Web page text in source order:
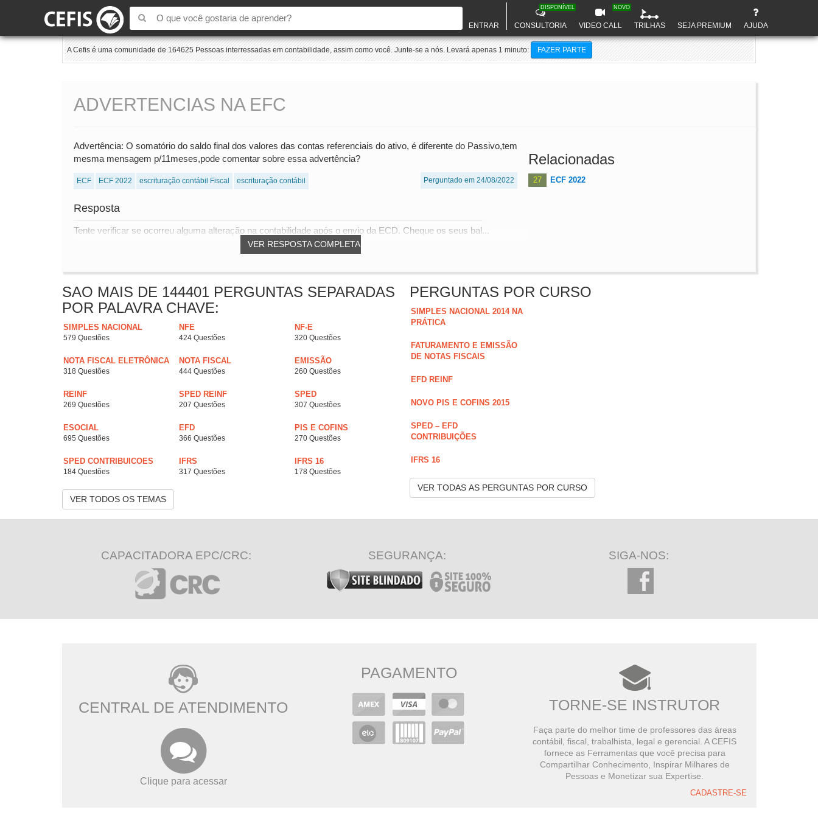
ENTRAR CONSULTORIA
DISPONÍVEL
VIDEO CALL
NOVO
TRILHAS SEJA PREMIUM AJUDA
A Cefis é uma comunidade de 164625 Pessoas interressadas em contabilidade, assim como você. Junte-se a nós. Levará apenas 1 minuto: FAZER PARTE
ADVERTENCIAS NA EFC
Advertência: O somatório do saldo final dos valores das contas referenciais do ativo, é diferente do Passivo,tem
mesma mensagem p/11meses,pode comentar sobre essa advertência?
ECF ECF 2022 escrituração contábil Fiscal escrituração contábil Perguntado em 24/08/2022
Resposta
VER RESPOSTA COMPLETA
Tente verificar se ocorreu alguma alteração na contabilidade após o envio da ECD. Cheque os seus bal...
Relacionadas
27 ECF 2022
SAO MAIS DE 144401 PERGUNTAS SEPARADAS
POR PALAVRA CHAVE:
SIMPLES NACIONAL
579 Questões
NFE
424 Questões
NF-E
320 Questões
NOTA FISCAL ELETRÔNICA
318 Questões
NOTA FISCAL
444 Questões
EMISSÃO
260 Questões
REINF
269 Questões
SPED REINF
207 Questões
SPED
307 Questões
ESOCIAL
695 Questões
EFD
366 Questões
PIS E COFINS
270 Questões
SPED CONTRIBUICOES
184 Questões
IFRS
317 Questões
IFRS 16
178 Questões
VER TODOS OS TEMAS
PERGUNTAS POR CURSO
SIMPLES NACIONAL 2014 NA
PRÁTICA
FATURAMENTO E EMISSÃO
DE NOTAS FISCAIS
EFD REINF
NOVO PIS E COFINS 2015
SPED – EFD
CONTRIBUIÇÕES
IFRS 16
VER TODAS AS PERGUNTAS POR CURSO
CAPACITADORA EPC/CRC: SEGURANÇA: SIGA-NOS:
CENTRAL DE ATENDIMENTO
Clique para acessar
PAGAMENTO
TORNE-SE INSTRUTOR
Faça parte do melhor time de professores das áreas
contábil, fiscal, trabalhista, legal e gerencial. A CEFIS
fornece as Ferramentas que você precisa para
Compartilhar Conhecimento, Inspirar Milhares de
Pessoas e Monetizar sua Expertise.
CADASTRE-SE